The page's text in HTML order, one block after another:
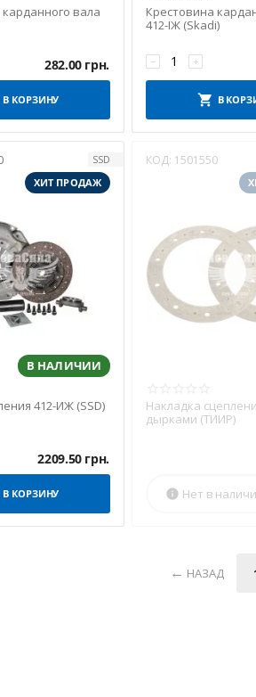
вала
282.00 грн.
В КОРЗИНУ
Крестовина
412-ІЖ (Skadi)
+
−
В
SSD
ХИТ ПРОДАЖ
В НАЛИЧИИ
412-ИЖ (SSD)
2209.50 грн.
В КОРЗИНУ
КОД: 1501550
Накладка
дырками (ТИИР)
Нет в

НАЗАД